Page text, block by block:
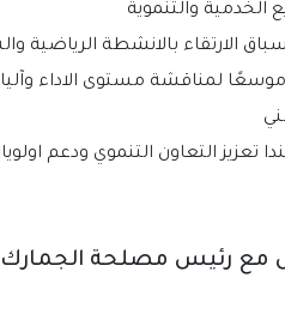
والتنموية
الارتقاء بالانشطة الرياضية
موسعًا لمناقشة مستوى الاداء
تعزيز التعاون التنموي ودعم
مع رئيس مصلحة